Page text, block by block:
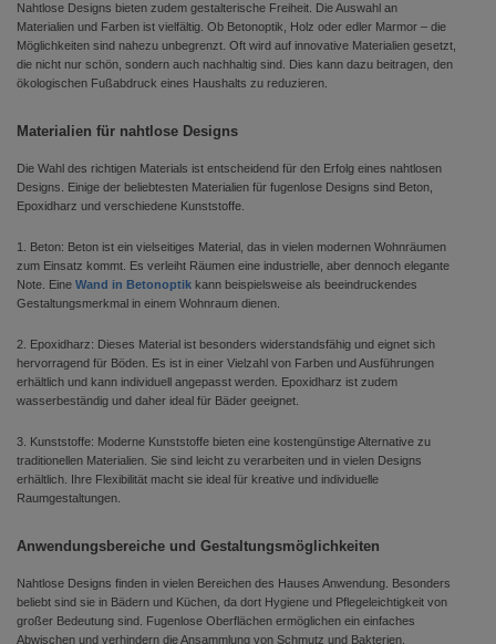
Nahtlose Designs bieten zudem gestalterische Freiheit. Die Auswahl an
Materialien und Farben ist vielfältig. Ob Betonoptik, Holz oder edler Marmor – die
Möglichkeiten sind nahezu unbegrenzt. Oft wird auf innovative Materialien gesetzt,
die nicht nur schön, sondern auch nachhaltig sind. Dies kann dazu beitragen, den
ökologischen Fußabdruck eines Haushalts zu reduzieren.
Materialien für nahtlose Designs
Die Wahl des richtigen Materials ist entscheidend für den Erfolg eines nahtlosen
Designs. Einige der beliebtesten Materialien für fugenlose Designs sind Beton,
Epoxidharz und verschiedene Kunststoffe.
1. Beton: Beton ist ein vielseitiges Material, das in vielen modernen Wohnräumen
zum Einsatz kommt. Es verleiht Räumen eine industrielle, aber dennoch elegante
Note. Eine Wand in Betonoptik kann beispielsweise als beeindruckendes
Gestaltungsmerkmal in einem Wohnraum dienen.
2. Epoxidharz: Dieses Material ist besonders widerstandsfähig und eignet sich
hervorragend für Böden. Es ist in einer Vielzahl von Farben und Ausführungen
erhältlich und kann individuell angepasst werden. Epoxidharz ist zudem
wasserbeständig und daher ideal für Bäder geeignet.
3. Kunststoffe: Moderne Kunststoffe bieten eine kostengünstige Alternative zu
traditionellen Materialien. Sie sind leicht zu verarbeiten und in vielen Designs
erhältlich. Ihre Flexibilität macht sie ideal für kreative und individuelle
Raumgestaltungen.
Anwendungsbereiche und Gestaltungsmöglichkeiten
Nahtlose Designs finden in vielen Bereichen des Hauses Anwendung. Besonders
beliebt sind sie in Bädern und Küchen, da dort Hygiene und Pflegeleichtigkeit von
großer Bedeutung sind. Fugenlose Oberflächen ermöglichen ein einfaches
Abwischen und verhindern die Ansammlung von Schmutz und Bakterien.